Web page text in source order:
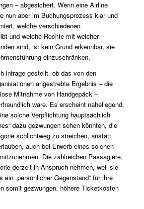
– abgesichert. Wenn eine Airline
nun aber im Buchungsprozess klar und
welche verschiedenen
und welche Rechte mit welcher
sind, ist kein Grund erkennbar, sie
einzuschränken.
infrage gestellt, ob das von den
angestrebte Ergebnis – die
Mitnahme von Handgepäck –
wäre. Es erscheint naheliegend,
solche Verpflichtung hauptsächlich
dazu gezwungen sehen könnten, die
schlichtweg zu streichen, anstatt
auch bei Erwerb eines solchen
Die zahlreichen Passagiere,
derzeit in Anspruch nehmen, weil sie
„persönlicher Gegenstand“ für ihre
somit gezwungen, höhere Ticketkosten